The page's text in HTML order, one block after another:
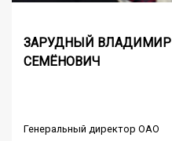
ЗАРУДНЫЙ ВЛАДИМИР
СЕМЁНОВИЧ
Генеральный директор ОАО